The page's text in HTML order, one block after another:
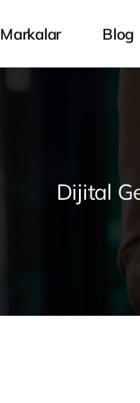
Markalar Blog
Dijital